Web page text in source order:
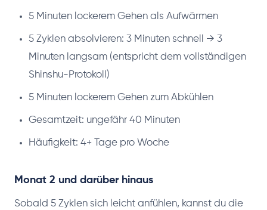
5 Minuten lockerem Gehen als Aufwärmen
5 Zyklen absolvieren: 3 Minuten schnell → 3
Minuten langsam (entspricht dem vollständigen
Shinshu-Protokoll)
5 Minuten lockerem Gehen zum Abkühlen
Gesamtzeit: ungefähr 40 Minuten
Häufigkeit: 4+ Tage pro Woche
Monat 2 und darüber hinaus
Sobald 5 Zyklen sich leicht anfühlen, kannst du die